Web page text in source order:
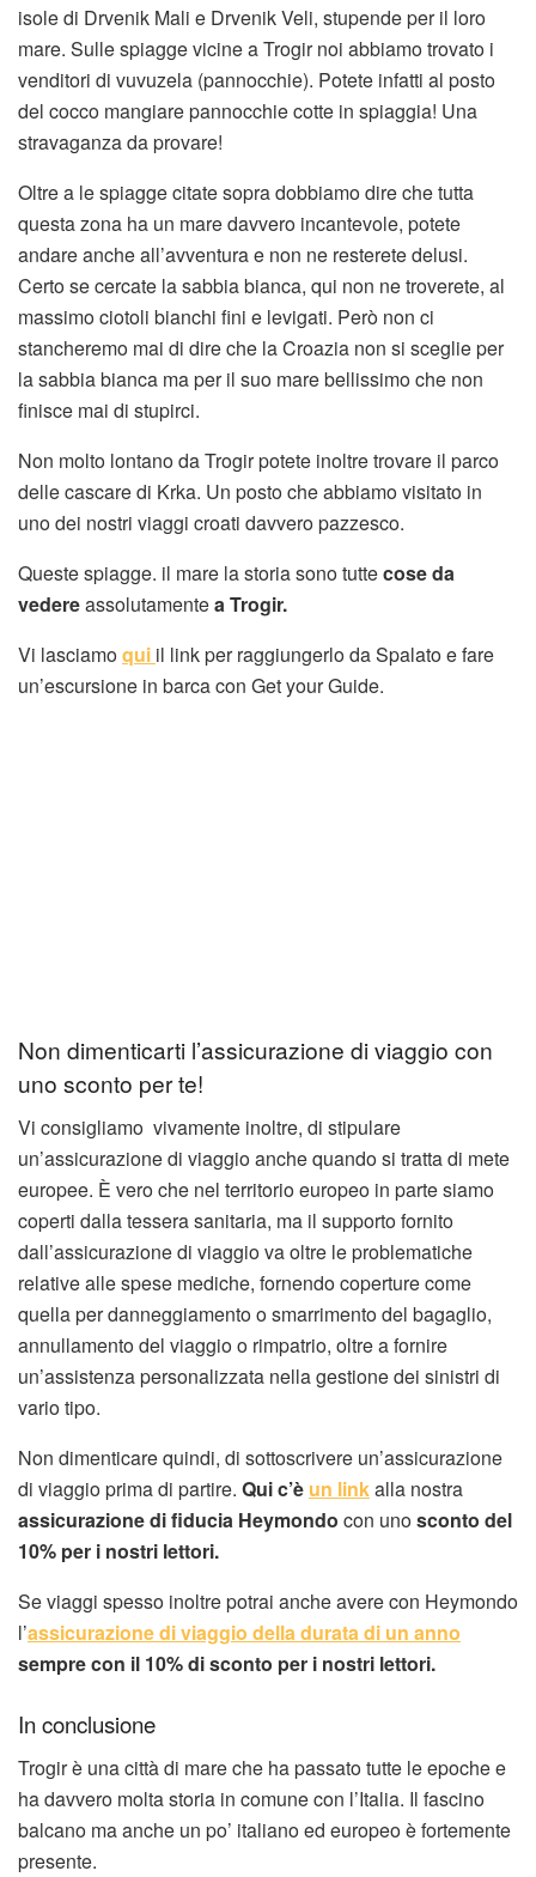
isole di Drvenik Mali e Drvenik Veli, stupende per il loro
mare. Sulle spiagge vicine a Trogir noi abbiamo trovato i
venditori di vuvuzela (pannocchie). Potete infatti al posto
del cocco mangiare pannocchie cotte in spiaggia! Una
stravaganza da provare!
Oltre a le spiagge citate sopra dobbiamo dire che tutta
questa zona ha un mare davvero incantevole, potete
andare anche all’avventura e non ne resterete delusi.
Certo se cercate la sabbia bianca, qui non ne troverete, al
massimo ciotoli bianchi fini e levigati. Però non ci
stancheremo mai di dire che la Croazia non si sceglie per
la sabbia bianca ma per il suo mare bellissimo che non
finisce mai di stupirci.
Non molto lontano da Trogir potete inoltre trovare il parco
delle cascare di Krka. Un posto che abbiamo visitato in
uno dei nostri viaggi croati davvero pazzesco.
Queste spiagge. il mare la storia sono tuttecose da
vedereassolutamentea Trogir.
Vi lasciamoqui il link per raggiungerlo da Spalato e fare
un’escursione in barca con Get your Guide.
Non dimenticarti l’assicurazione di viaggio con
uno sconto per te!
Vi consigliamo vivamente inoltre, di stipulare
un’assicurazione di viaggio anche quando si tratta di mete
europee. È vero che nel territorio europeo in parte siamo
coperti dalla tessera sanitaria, ma il supporto fornito
dall’assicurazione di viaggio va oltre le problematiche
relative alle spese mediche, fornendo coperture come
quella per danneggiamento o smarrimento del bagaglio,
annullamento del viaggio o rimpatrio, oltre a fornire
un’assistenza personalizzata nella gestione dei sinistri di
vario tipo.
Non dimenticare quindi, di sottoscrivere un’assicurazione
di viaggio prima di partire. Qui c’è un linkalla nostra
assicurazione di fiducia Heymondo con unosconto del
10% per i nostri lettori.
Se viaggi spesso inoltre potrai anche avere con Heymondo
l’assicurazione di viaggio della durata di un anno
sempre con il 10% di sconto per i nostri lettori.
In conclusione
Trogir è una città di mare che ha passato tutte le epoche e
ha davvero molta storia in comune con l’Italia. Il fascino
balcano ma anche un po’ italiano ed europeo è fortemente
presente.